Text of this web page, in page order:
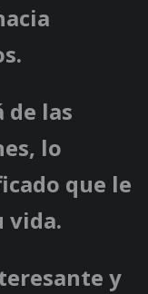
de las
lo
que le
vida.
y